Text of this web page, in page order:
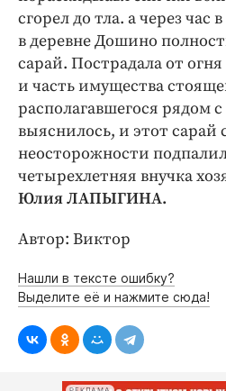
Праздники
Происшествия
Спорт
Экономика и бизнес
ПРОЕКТЫ
Блоги
Издания
Интересное чтиво
Клиника года
Бренд года
Работодатель года
сгорел до тла. а через
в деревне Дошино
сарай. Пострадала от
и часть имущества
располагавшегося рядом
выяснилось, и этот сарай
неосторожности
четырехлетняя внучка
Юлия ЛАПЫГИНА.
Автор: Виктор
Нашли в тексте ошибку?
Выделите её и нажмите сюда!